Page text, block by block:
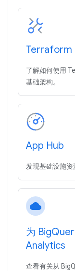
Terraform
了解如何使用
基础架构。
App Hub
发现基础设施资
cloud
为 Big
Analytics
查看有关从